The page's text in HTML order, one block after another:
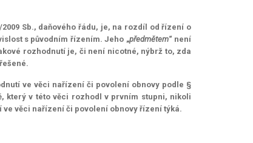
Sb., daňového řádu, je, na rozdíl od řízení o
s původním řízením. Jeho „předmětem“ není
rozhodnutí je, či není nicotné, nýbrž to, zda
ve věci nařízení či povolení obnovy podle §
který v této věci rozhodl v prvním stupni, nikoli
věci nařízení či povolení obnovy řízení týká.